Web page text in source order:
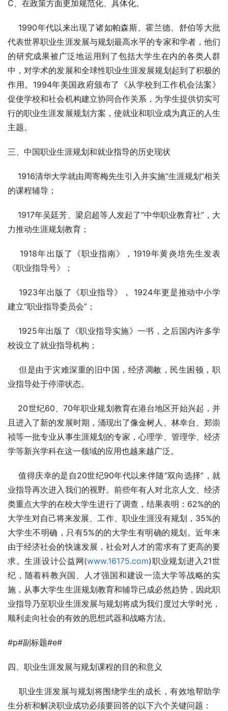
C、在政策方面更加规范化、具体化。
1990年代以来出现了诸如帕森斯、霍兰德、舒伯等大批
代表世界职业生涯发展与规划最高水平的专家和学者，他们
的研究成果被广泛地运用到了包括大学生在内的各类人群
中，对学术的发展和全球性职业生涯发展规划起到了积极的
作用。1994年美国政府颁布了《从学校到工作机会法案》
促使学校和社会机构建立协同合作关系，为学生提供切实可
行的职业生涯发展规划方案，使就业和职业成为真正的人生
主题。
三、中国职业生涯规划和就业指导的历史现状
1916清华大学就由周寄梅先生引入并实施“生涯规划”相关
的课程辅导；
1917年吴廷芳、梁启超等人发起了“中华职业教育社”，大
力推动生涯规划教育；
1918年出版了《职业指南》，1919年黄炎培先生发表
《职业指导号》；
1923年出版了《职业指导》， 1924年更是推动中小学
建立“职业指导委员会”；
1925年出版了《职业指导实施》一书，之后国内许多学
校设立了就业指导机构；
但是由于灾难深重的旧中国，经济凋敝，民生困顿，职
业指导处于停滞状态。
20世纪60、70年职业规划教育在港台地区开始兴起，并
且进入了新的发展时期，涌现出了像金树人、林幸台、郑崇
祯等一批专业从事生涯规划的专家，心理学、管理学、经济
学等新兴学科在这一领域的应用也越来越广泛。
值得庆幸的是自20世纪90年代以来伴随“双向选择”，就
业指导再次进入我们的视野。前些年有人对北京人文、经济
类重点大学的在校大学生进行了调查，结果表明：62%的的
大学生对自己将来发展、工作、职业生涯没有规划，35%的
大学生不明确，只有5%的的大学生有明确的规划。近年来
由于经济社会的快速发展，社会对人才的需求有了更高的要
求。生涯设计公益网(www.16175.com)职业规划进入21世
纪，随着科教兴国、人才强国和建设一流大学等战略的实
施，从事大学生生涯规划教育和辅导已成必然趋势，因此职
业指导乃至职业生涯发展与规划将成为我们度过大学时光，
顺利走向社会的有效的思想武器和战略方法。
#p#副标题#e#
四、职业生涯发展与规划课程的目的和意义
职业生涯发展与规划将围绕学生的成长，有效地帮助学
生分析和解决职业成功必须要回答的以下六个关键问题：